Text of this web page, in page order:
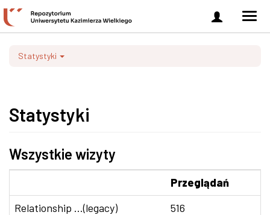
Zaloguj
się
Statystyki
Statystyki
Wszystkie wizyty
Przeglądań
Relationship ...(legacy)
516